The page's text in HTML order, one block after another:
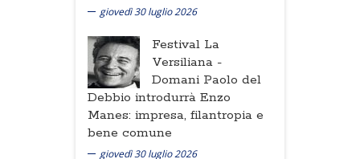
giovedì 30 luglio 2026
Festival La
Versiliana -
Domani Paolo del
Debbio introdurrà Enzo
Manes: impresa, filantropia e
bene comune
giovedì 30 luglio 2026